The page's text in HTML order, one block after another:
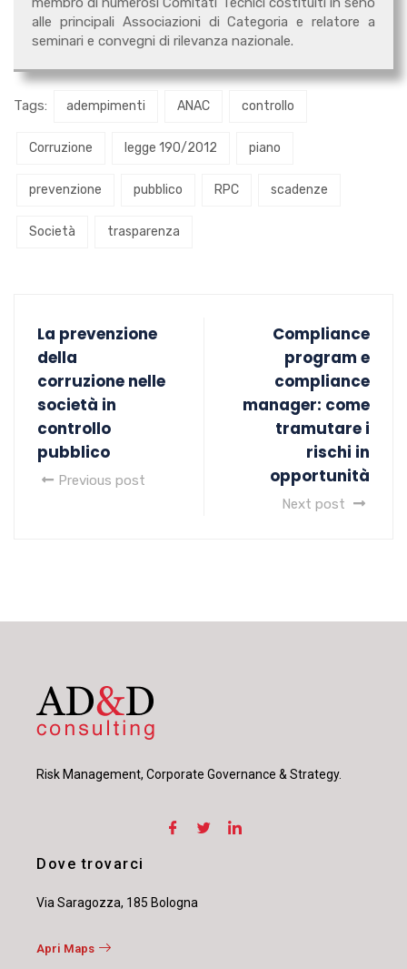
alle principali Associazioni di Categoria e relatore a
seminari e convegni di rilevanza nazionale.
Tags: adempimenti ANAC controllo
Corruzione legge 190/2012 piano
prevenzione pubblico RPC scadenze
Società trasparenza
La prevenzione
della
corruzione nelle
società in
controllo
pubblico
Previous post
Compliance
program e
compliance
manager: come
tramutare i
rischi in
opportunità
Next post
Risk Management, Corporate Governance & Strategy.
Dove trovarci
Via Saragozza, 185 Bologna
Apri Maps